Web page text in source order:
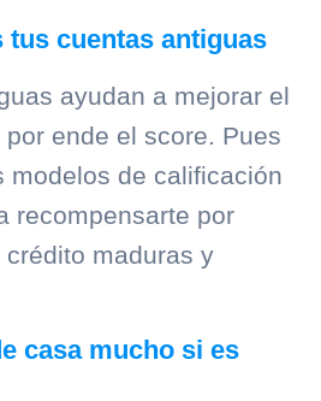
tus cuentas antiguas
ayudan a mejorar el
por ende el score. Pues
modelos de calificación
recompensarte por
maduras y
casa mucho si es